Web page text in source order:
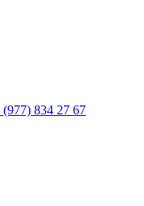
(977) 834 27 67